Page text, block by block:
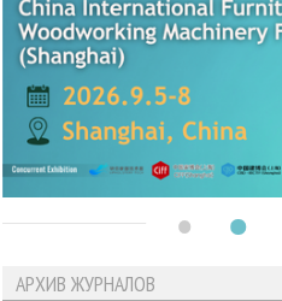
АРХИВ ЖУРНАЛОВ